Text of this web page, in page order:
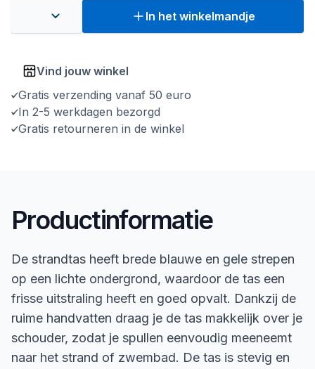
In het winkelmandje
Vind jouw winkel
Gratis verzending vanaf 50 euro
In 2-5 werkdagen bezorgd
Gratis retourneren in de winkel
Productinformatie
De strandtas heeft brede blauwe en gele strepen
op een lichte ondergrond, waardoor de tas een
frisse uitstraling heeft en goed opvalt. Dankzij de
ruime handvatten draag je de tas makkelijk over je
schouder, zodat je spullen eenvoudig meeneemt
naar het strand of zwembad. De tas is stevig en